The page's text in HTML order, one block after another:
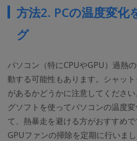
方法2. PCの温度変化
グ
パソコン（特にCPUやGPU）過熱
動する可能性もあります。シャッ
があるかどうかに注意してくださ
グソフトを使ってパソコンの温度
て、熱暴走を避ける方がおすすめ
GPUファンの掃除を定期に行いま